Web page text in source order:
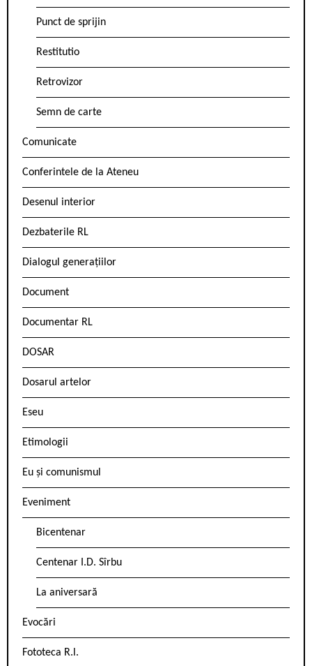
Punct de sprijin
Restitutio
Retrovizor
Semn de carte
Comunicate
Conferintele de la Ateneu
Desenul interior
Dezbaterile RL
Dialogul generațiilor
Document
Documentar RL
DOSAR
Dosarul artelor
Eseu
Etimologii
Eu și comunismul
Eveniment
Bicentenar
Centenar I.D. Sîrbu
La aniversară
Evocări
Fototeca R.l.